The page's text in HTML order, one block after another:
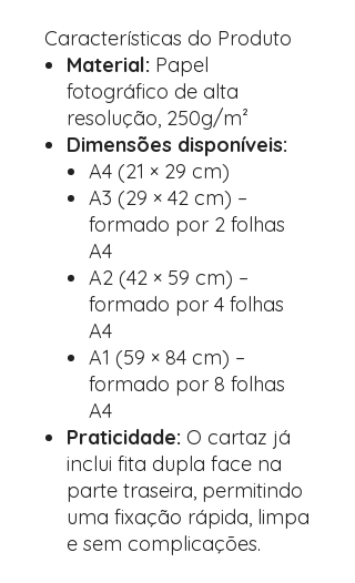
Características do Produto
Material: Papel
fotográfico de alta
resolução, 250g/m²
Dimensões disponíveis:
A4 (21 × 29 cm)
A3 (29 × 42 cm) –
formado por 2 folhas
A4
A2 (42 × 59 cm) –
formado por 4 folhas
A4
A1 (59 × 84 cm) –
formado por 8 folhas
A4
Praticidade: O cartaz já
inclui fita dupla face na
parte traseira, permitindo
uma fixação rápida, limpa
e sem complicações.